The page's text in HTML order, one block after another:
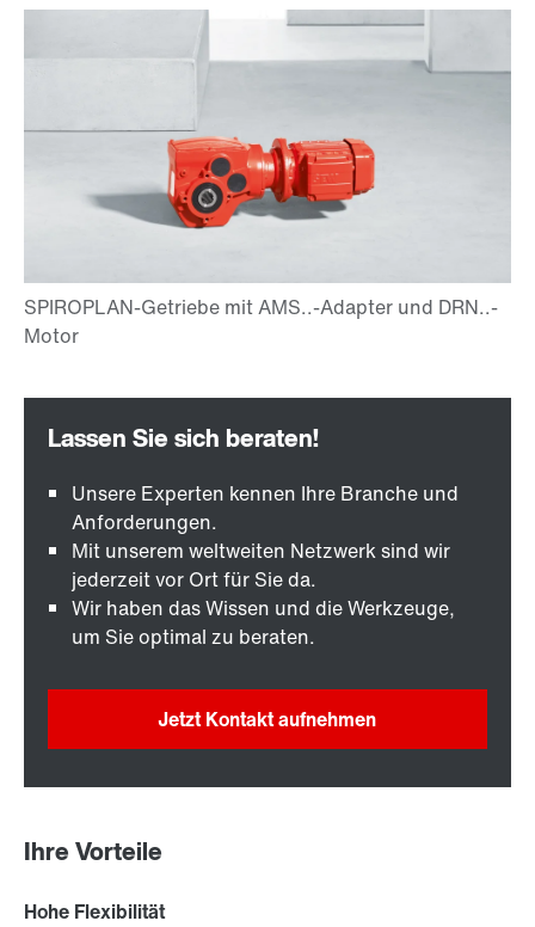
Unsere Experten kennen Ihre Branche und
Anforderungen.
Mit unserem weltweiten Netzwerk sind wir
jederzeit vor Ort für Sie da.
Wir haben das Wissen und die Werkzeuge,
um Sie optimal zu beraten.
Jetzt Kontakt aufnehmen
Ihre Vorteile
Hohe Flexibilität